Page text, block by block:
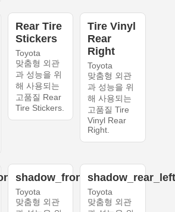
Rear Tire
Stickers
Toyota
맞춤형 외관
과 성능을 위
해 사용되는
고품질 Rear
Tire Stickers.
Tire Vinyl
Rear
Right
Toyota
맞춤형 외관
과 성능을 위
해 사용되는
고품질 Tire
Vinyl Rear
Right.
shadow_front_right
Toyota
맞춤형 외관
Toyota
맞춤형 외관